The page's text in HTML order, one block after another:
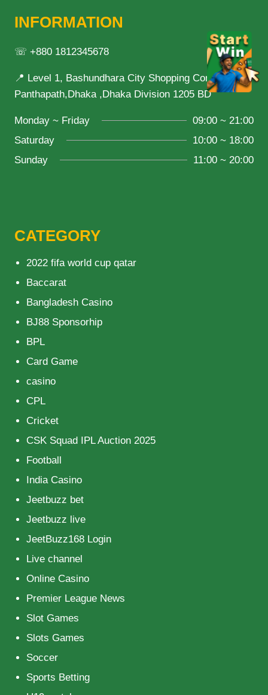
INFORMATION
☏ +880 1812345678
📍 Level 1, Bashundhara City Shopping Complex,
Panthapath,Dhaka ,Dhaka Division 1205 BD
Monday ~ Friday
09:00 ~ 21:00
Saturday
10:00 ~ 18:00
Sunday
11:00 ~ 20:00
CATEGORY
2022 fifa world cup qatar
Baccarat
Bangladesh Casino
BJ88 Sponsorhip
BPL
Card Game
casino
CPL
Cricket
CSK Squad IPL Auction 2025
Football
India Casino
Jeetbuzz bet
Jeetbuzz live
JeetBuzz168 Login
Live channel
Online Casino
Premier League News
Slot Games
Slots Games
Soccer
Sports Betting